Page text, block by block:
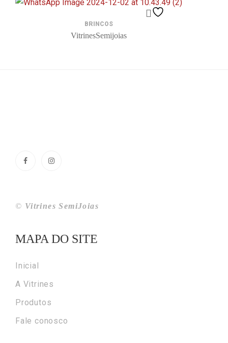
BRINCOS
VitrinesSemijoias
© Vitrines SemiJoias
MAPA DO SITE
Inicial
A Vitrines
Produtos
Fale conosco